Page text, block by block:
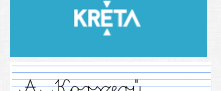
2018/2019 tanév
2019/2020-as tanév
Pályázataink